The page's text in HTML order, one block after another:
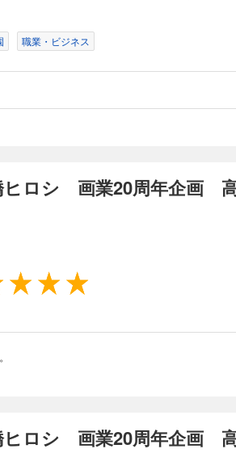
職業・ビジネス
ヒロシ 画業20周年企画
ヒロシ 画業20周年企画